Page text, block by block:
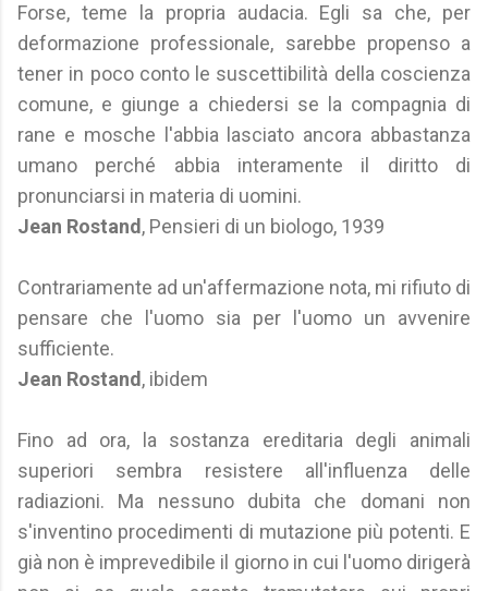
Forse, teme la propria audacia. Egli sa che, per
deformazione professionale, sarebbe propenso a
tener in poco conto le suscettibilità della coscienza
comune, e giunge a chiedersi se la compagnia di
rane e mosche l'abbia lasciato ancora abbastanza
umano perché abbia interamente il diritto di
pronunciarsi in materia di uomini.
Jean Rostand , Pensieri di un biologo, 1939
Contrariamente ad un'affermazione nota, mi rifiuto di
pensare che l'uomo sia per l'uomo un avvenire
sufficiente.
Jean Rostand , ibidem
Fino ad ora, la sostanza ereditaria degli animali
superiori sembra resistere all'influenza delle
radiazioni. Ma nessuno dubita che domani non
s'inventino procedimenti di mutazione più potenti. E
già non è imprevedibile il giorno in cui l'uomo dirigerà